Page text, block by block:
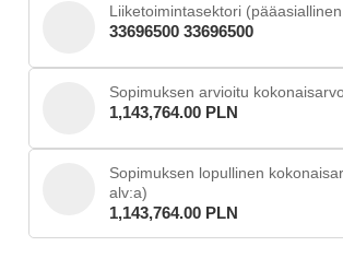
Liiketoimintasektori
33696500 33696500
Sopimuksen arvioitu
1,143,764.00 PLN
Sopimuksen lopullinen
alv:a)
1,143,764.00 PLN